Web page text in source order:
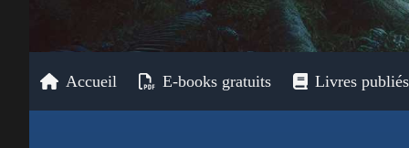
Accueil E-books gratuits Livres publiés